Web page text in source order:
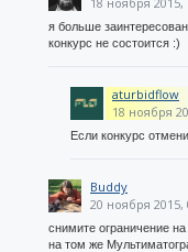
я больше
конкурс не состоится :)
aturbidflow
18 ноября
Если конкурс
Buddy
20 ноября 2015,
снимите ограничение
на том же